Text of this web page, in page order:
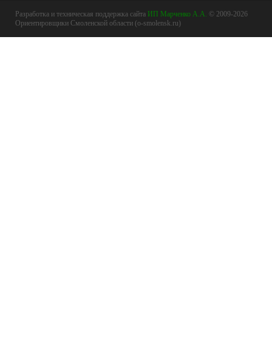
Разработка и техническая поддержка сайта ИП Марченко А.А. © 2009-2026
Ориентировщики Смоленской области (o-smolensk.ru)